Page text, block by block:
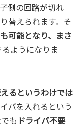
側の回路が切れ
替えられます。そ
可能となり、まさ
ようになりま
るというわけでは
バを入れるという
も ドライバ不要